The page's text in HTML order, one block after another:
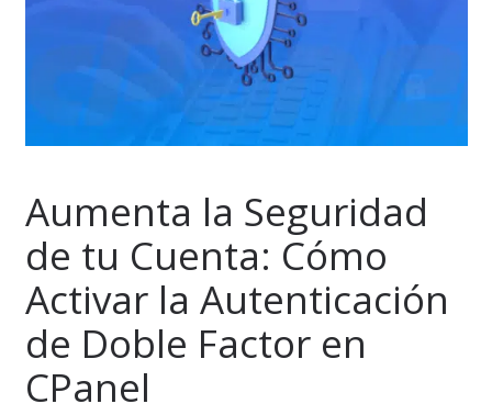
Aumenta la Seguridad
de tu Cuenta: Cómo
Activar la Autenticación
de Doble Factor en
CPanel